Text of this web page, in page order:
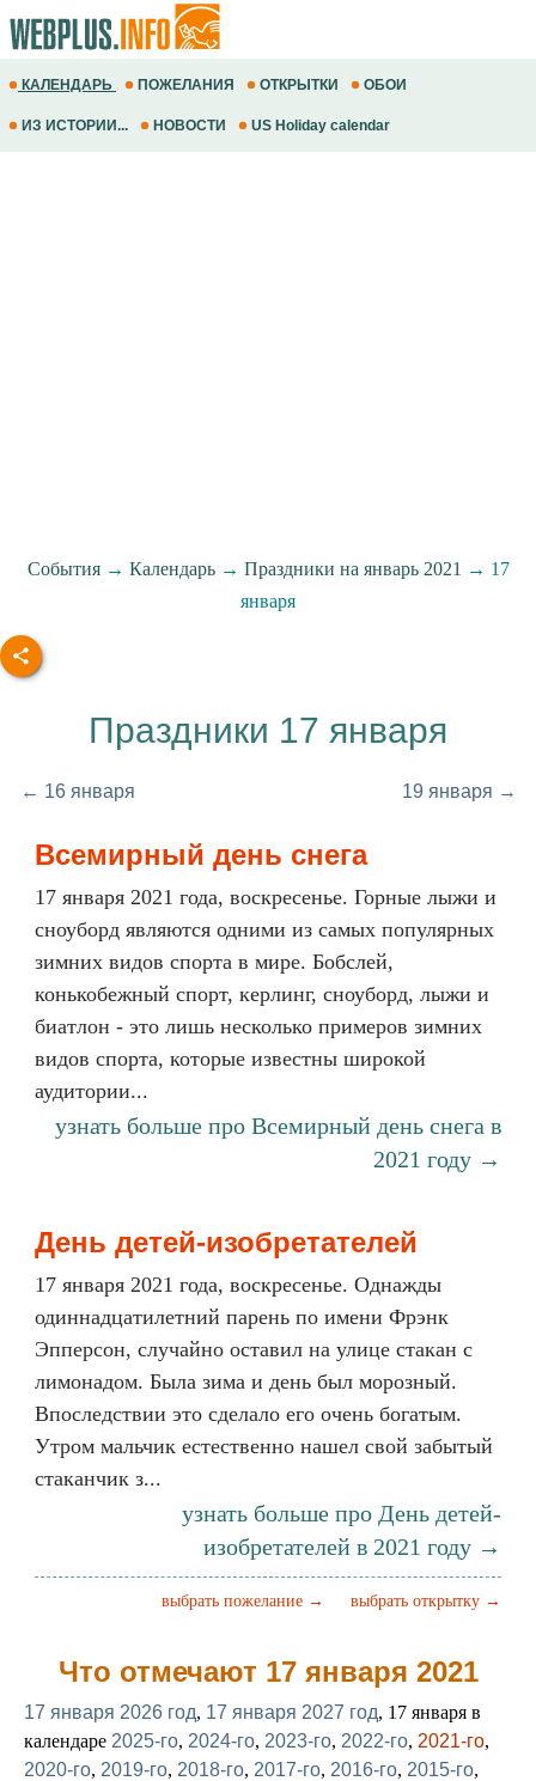
КАЛЕНДАРЬ ПОЖЕЛАНИЯ ОТКРЫТКИ ОБОИ
ИЗ ИСТОРИИ... НОВОСТИ US Holiday calendar
События→ Календарь→ Праздники на январь 2021 → 17
января
Праздники 17 января
← 16 января 19 января →
Всемирный день снега
17 января 2021 года, воскресенье. Горные лыжи и
сноуборд являются одними из самых популярных
зимних видов спорта в мире. Бобслей,
конькобежный спорт, керлинг, сноуборд, лыжи и
биатлон - это лишь несколько примеров зимних
видов спорта, которые известны широкой
аудитории...
узнать больше про Всемирный день снега в
2021 году →
День детей-изобретателей
17 января 2021 года, воскресенье. Однажды
одиннадцатилетний парень по имени Фрэнк
Эпперсон, случайно оставил на улице стакан с
лимонадом. Была зима и день был морозный.
Впоследствии это сделало его очень богатым.
Утром мальчик естественно нашел свой забытый
стаканчик з...
узнать больше про День детей-
изобретателей в 2021 году →
выбрать открытку →
выбрать пожелание →
Что отмечают 17 января 2021
17 января 2026 год, 17 января 2027 год, 17 января в
календаре 2025-го, 2024-го, 2023-го, 2022-го, 2021-го,
2020-го, 2019-го, 2018-го, 2017-го, 2016-го, 2015-го,